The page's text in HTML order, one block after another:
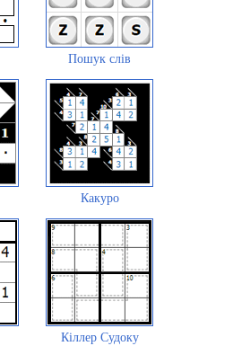
Пошук слів
Какуро
Кіллер Судоку